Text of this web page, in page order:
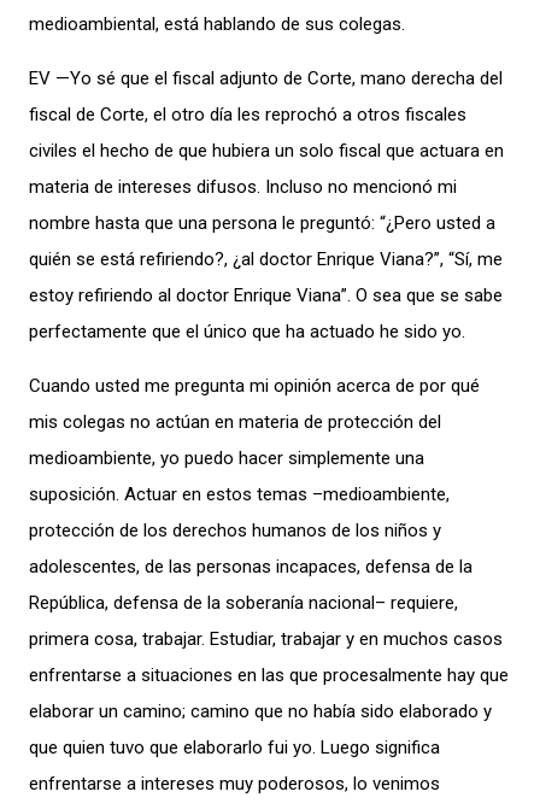
medioambiental, está hablando de sus colegas.
EV —Yo sé que el fiscal adjunto de Corte, mano derecha del
fiscal de Corte, el otro día les reprochó a otros fiscales
civiles el hecho de que hubiera un solo fiscal que actuara en
materia de intereses difusos. Incluso no mencionó mi
nombre hasta que una persona le preguntó: “¿Pero usted a
quién se está refiriendo?, ¿al doctor Enrique Viana?”, “Sí, me
estoy refiriendo al doctor Enrique Viana”. O sea que se sabe
perfectamente que el único que ha actuado he sido yo.
Cuando usted me pregunta mi opinión acerca de por qué
mis colegas no actúan en materia de protección del
medioambiente, yo puedo hacer simplemente una
suposición. Actuar en estos temas –medioambiente,
protección de los derechos humanos de los niños y
adolescentes, de las personas incapaces, defensa de la
República, defensa de la soberanía nacional– requiere,
primera cosa, trabajar. Estudiar, trabajar y en muchos casos
enfrentarse a situaciones en las que procesalmente hay que
elaborar un camino; camino que no había sido elaborado y
que quien tuvo que elaborarlo fui yo. Luego significa
enfrentarse a intereses muy poderosos, lo venimos